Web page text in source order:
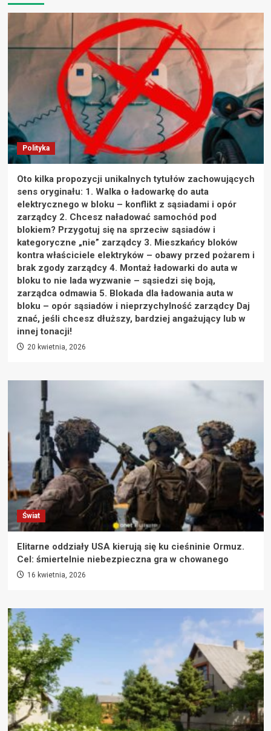
Polityka
Oto kilka propozycji unikalnych tytułów zachowujących
sens oryginału: 1. Walka o ładowarkę do auta
elektrycznego w bloku – konflikt z sąsiadami i opór
zarządcy 2. Chcesz naładować samochód pod
blokiem? Przygotuj się na sprzeciw sąsiadów i
kategoryczne „nie” zarządcy 3. Mieszkańcy bloków
kontra właściciele elektryków – obawy przed pożarem i
brak zgody zarządcy 4. Montaż ładowarki do auta w
bloku to nie lada wyzwanie – sąsiedzi się boją,
zarządca odmawia 5. Blokada dla ładowania auta w
bloku – opór sąsiadów i nieprzychylność zarządcy Daj
znać, jeśli chcesz dłuższy, bardziej angażujący lub w
innej tonacji!
20 kwietnia, 2026
Świat
Elitarne oddziały USA kierują się ku cieśninie Ormuz.
Cel: śmiertelnie niebezpieczna gra w chowanego
16 kwietnia, 2026